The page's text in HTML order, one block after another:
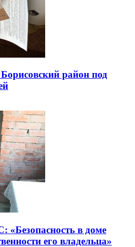
район под
в доме
его владельца»